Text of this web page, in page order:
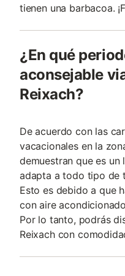
tienen una barbacoa.
¿En qué
aconsejable
Reixach?
De acuerdo con las
vacacionales en la
demuestran que es un
adapta a todo tipo de
Esto es debido a que
con aire
Por lo tanto, podrás
Reixach con